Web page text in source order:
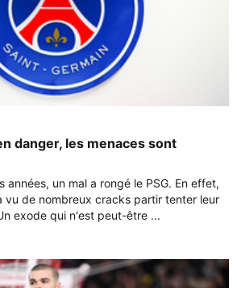
danger, les menaces sont
années, un mal a rongé le PSG. En effet,
vu de nombreux cracks partir tenter leur
exode qui n'est peut-être ...